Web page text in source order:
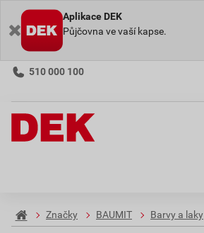
Aplikace DEK
Půjčovna ve vaší kapse.
510 000 100
Značky BAUMIT Barvy a laky